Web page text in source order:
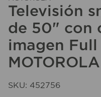
Televisión
de 50" con
imagen Full
MOTOROLA
SKU: 452756